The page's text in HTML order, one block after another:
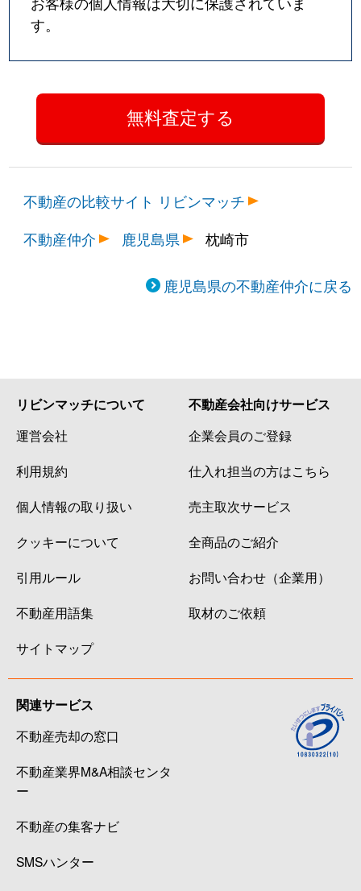
す。
不動産の比較サイト リビンマッチ
不動産仲介
鹿児島県 枕崎市
鹿児島県の不動産仲介に戻る
リビンマッチについて
運営会社
利用規約
個人情報の取り扱い
クッキーについて
引用ルール
不動産用語集
サイトマップ
不動産会社向けサービス
企業会員のご登録
仕入れ担当の方はこちら
売主取次サービス
全商品のご紹介
お問い合わせ（企業用）
取材のご依頼
関連サービス
不動産売却の窓口
不動産業界M&A相談センタ
ー
不動産の集客ナビ
SMSハンター